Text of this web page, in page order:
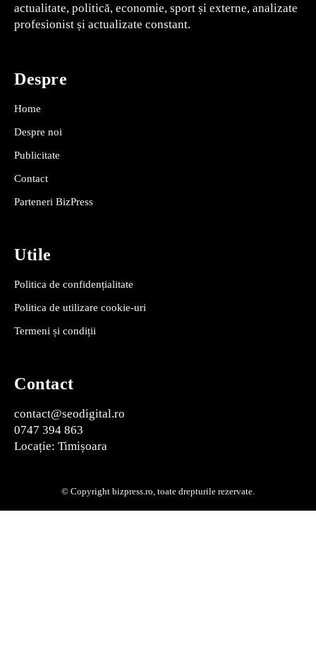
actualitate, politică, economie, sport și externe, analizate
profesionist și actualizate constant.
Despre
Home
Despre noi
Publicitate
Contact
Parteneri BizPress
Utile
Politica de confidențialitate
Politica de utilizare cookie-uri
Termeni și condiții
Contact
contact@seodigital.ro
0747 394 863
Locație: Timișoara
© Copyright bizpress.ro, toate drepturile rezervate.